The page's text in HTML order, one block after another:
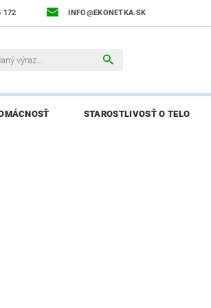
172 INFO@EKONETKA.SK
STAROSTLIVOSŤ O TELO